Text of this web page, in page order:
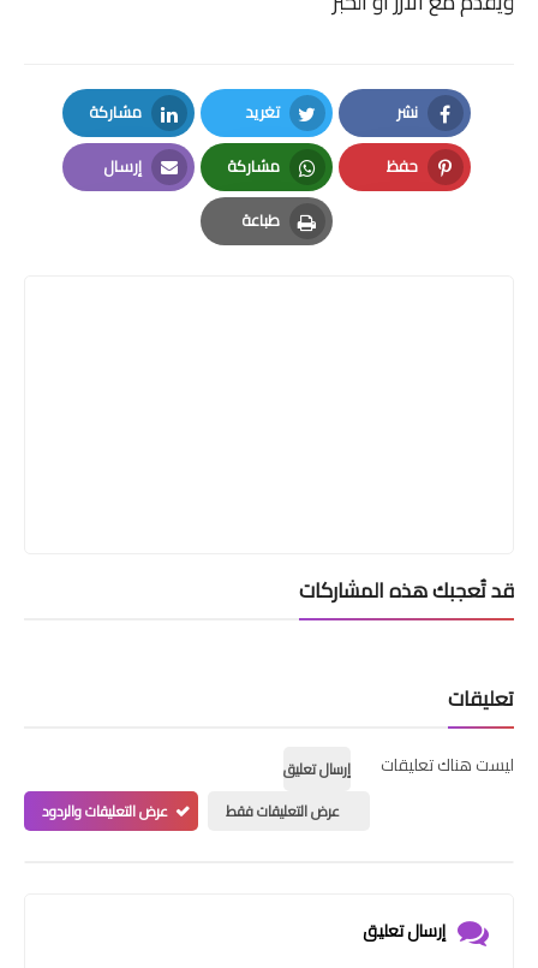
نشر
Facebook
تغريد
Twitter
مشاركة
LinkedIn
حفظ
Pinterest
مشاركة
Whatsapp
إرسال
Email
طباعة
Print
قد تُعجبك هذه المشاركات
تعليقات
ليست هناك تعليقات
إرسال تعليق
عرض التعليقات فقط
عرض التعليقات والردود
إرسال تعليق